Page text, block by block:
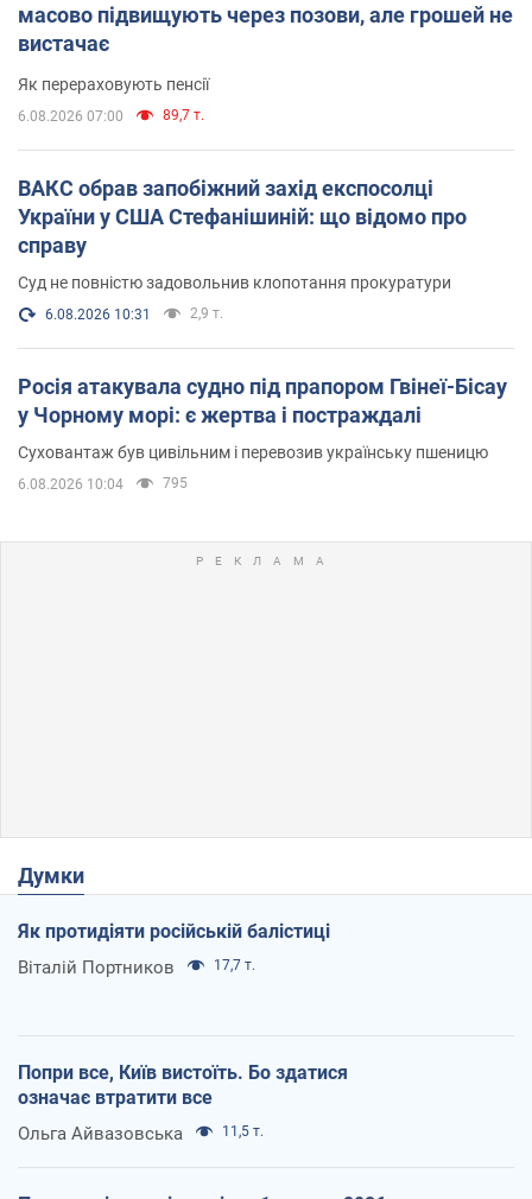
масово підвищують через позови, але грошей не
вистачає
Як перераховують пенсії
6.08.2026 07:00 89,7 т.
ВАКС обрав запобіжний захід експосолці
України у США Стефанішиній: що відомо про
справу
Суд не повністю задовольнив клопотання прокуратури
6.08.2026 10:31 2,9 т.
Росія атакувала судно під прапором Гвінеї-Бісау
у Чорному морі: є жертва і постраждалі
Суховантаж був цивільним і перевозив українську пшеницю
6.08.2026 10:04 795
Думки
Як протидіяти російській балістиці
Віталій Портников 17,7 т.
Попри все, Київ вистоїть. Бо здатися
означає втратити все
Ольга Айвазовська 11,5 т.